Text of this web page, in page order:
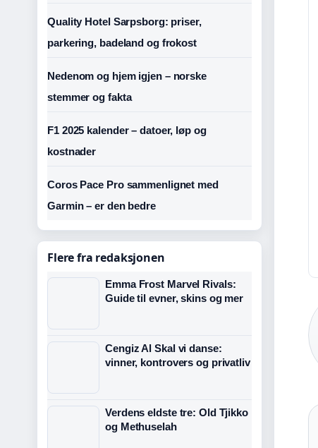
Quality Hotel Sarpsborg: priser,
parkering, badeland og frokost
Nedenom og hjem igjen – norske
stemmer og fakta
F1 2025 kalender – datoer, løp og
kostnader
Coros Pace Pro sammenlignet med
Garmin – er den bedre
Flere fra redaksjonen
Emma Frost Marvel Rivals:
Guide til evner, skins og mer
Cengiz Al Skal vi danse:
vinner, kontrovers og privatliv
Verdens eldste tre: Old Tjikko
og Methuselah